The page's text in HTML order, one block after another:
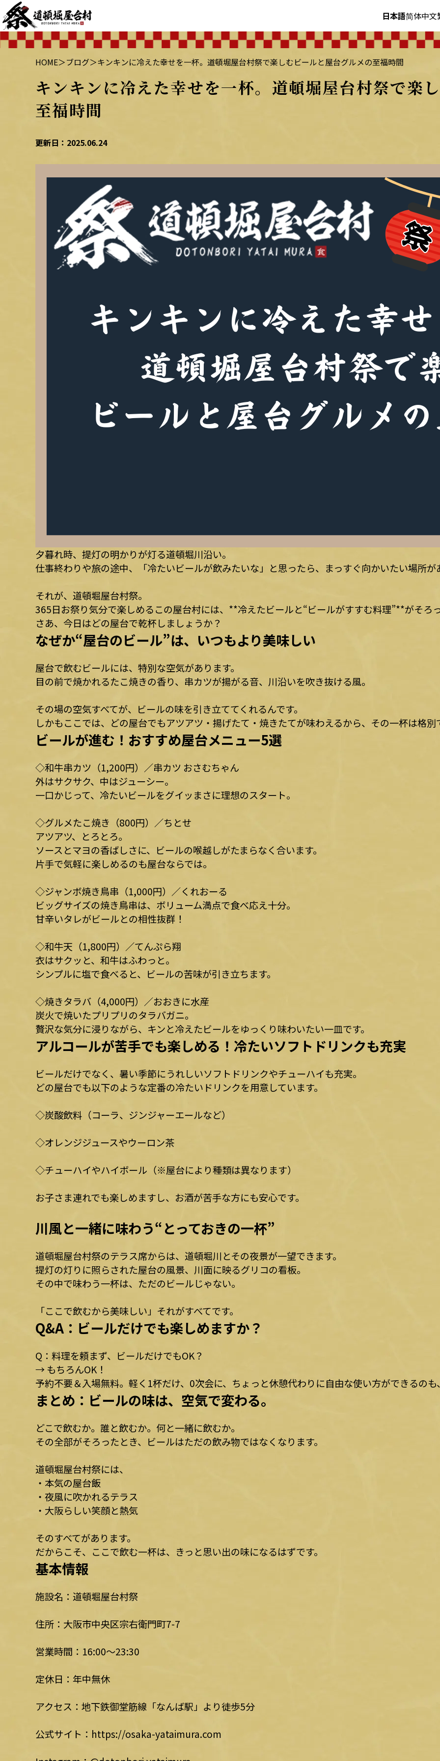
日本語简体中文
HOME＞ブログ＞キンキンに冷えた幸せを一杯。道頓堀屋台村祭で楽しむビールと屋台グルメの至福時間
キンキンに冷えた幸せを一杯。道頓堀屋台村祭で楽
至福時間
更新日：2025.06.24
夕暮れ時、提灯の明かりが灯る道頓堀川沿い。
仕事終わりや旅の途中、「冷たいビールが飲みたいな」と思ったら、まっすぐ向かいたい場所が
それが、道頓堀屋台村祭。
365日お祭り気分で楽しめるこの屋台村には、**冷えたビールと“ビールがすすむ料理”**がそろ
さあ、今日はどの屋台で乾杯しましょうか？
なぜか“屋台のビール”は、いつもより美味しい
屋台で飲むビールには、特別な空気があります。
目の前で焼かれるたこ焼きの香り、串カツが揚がる音、川沿いを吹き抜ける風。
その場の空気すべてが、ビールの味を引き立ててくれるんです。
しかもここでは、どの屋台でもアツアツ・揚げたて・焼きたてが味わえるから、その一杯は格別
ビールが進む！おすすめ屋台メニュー5選
◇和牛串カツ（1,200円）／串カツ おさむちゃん
外はサクサク、中はジューシー。
一口かじって、冷たいビールをグイッ――まさに理想のスタート。
◇グルメたこ焼き（800円）／ちとせ
アツアツ、とろとろ。
ソースとマヨの香ばしさに、ビールの喉越しがたまらなく合います。
片手で気軽に楽しめるのも屋台ならでは。
◇ジャンボ焼き鳥串（1,000円）／くれおーる
ビッグサイズの焼き鳥串は、ボリューム満点で食べ応え十分。
甘辛いタレがビールとの相性抜群！
◇和牛天（1,800円）／てんぷら翔
衣はサクッと、和牛はふわっと。
シンプルに塩で食べると、ビールの苦味が引き立ちます。
◇焼きタラバ（4,000円）／おおきに水産
炭火で焼いたプリプリのタラバガニ。
贅沢な気分に浸りながら、キンと冷えたビールをゆっくり味わいたい一皿です。
アルコールが苦手でも楽しめる！冷たいソフトドリンクも充実
ビールだけでなく、暑い季節にうれしいソフトドリンクやチューハイも充実。
どの屋台でも以下のような定番の冷たいドリンクを用意しています。
◇炭酸飲料（コーラ、ジンジャーエールなど）
◇オレンジジュースやウーロン茶
◇チューハイやハイボール（※屋台により種類は異なります）
お子さま連れでも楽しめますし、お酒が苦手な方にも安心です。
川風と一緒に味わう“とっておきの一杯”
道頓堀屋台村祭のテラス席からは、道頓堀川とその夜景が一望できます。
提灯の灯りに照らされた屋台の風景、川面に映るグリコの看板。
その中で味わう一杯は、ただのビールじゃない。
「ここで飲むから美味しい」――それがすべてです。
Q&A：ビールだけでも楽しめますか？
Q：料理を頼まず、ビールだけでもOK？
→ もちろんOK！
予約不要＆入場無料。軽く1杯だけ、0次会に、ちょっと休憩代わりに――自由な使い方ができるの
まとめ：ビールの味は、空気で変わる。
どこで飲むか。誰と飲むか。何と一緒に飲むか。
その全部がそろったとき、ビールはただの飲み物ではなくなります。
道頓堀屋台村祭には、
・本気の屋台飯
・夜風に吹かれるテラス
・大阪らしい笑顔と熱気
そのすべてがあります。
だからこそ、ここで飲む一杯は、きっと思い出の味になるはずです。
基本情報
施設名：道頓堀屋台村祭
住所：大阪市中央区宗右衛門町7-7
営業時間：16:00～23:30
定休日：年中無休
アクセス：地下鉄御堂筋線「なんば駅」より徒歩5分
公式サイト：https://osaka-yataimura.com